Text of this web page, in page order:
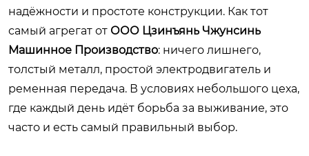
надёжности и простоте конструкции. Как тот
самый агрегат от ООО Цзинъянь Чжунсинь
Машинное Производство: ничего лишнего,
толстый металл, простой электродвигатель и
ременная передача. В условиях небольшого цеха,
где каждый день идёт борьба за выживание, это
часто и есть самый правильный выбор.